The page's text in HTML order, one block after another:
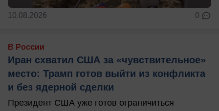
10.08.2026 0
В России
Иран схватил США за «чувствительное»
место: Трамп готов выйти из конфликта
и без ядерной сделки
Президент США уже готов ограничиться